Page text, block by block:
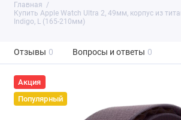
Главная
Купить Apple Watch Ultra 2, 49мм, корпус из
Indigo, L (165-210мм)
Отзывы 0 Вопросы и ответы 0
Акция
Популярный